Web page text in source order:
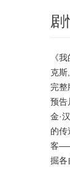
剧
《
克斯
完整
预告
金·
的传
客
掘各